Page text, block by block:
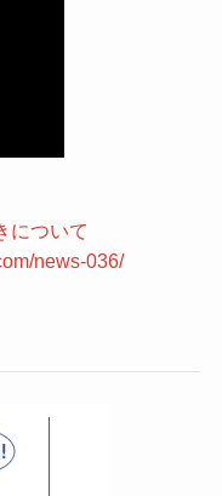
について
news-036/